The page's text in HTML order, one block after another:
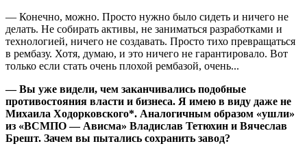
— Конечно, можно. Просто нужно было сидеть и ничего не
делать. Не собирать активы, не заниматься разработками и
технологией, ничего не создавать. Просто тихо превращаться
в рембазу. Хотя, думаю, и это ничего не гарантировало. Вот
только если стать очень плохой рембазой, очень...
— Вы уже видели, чем заканчивались подобные
противостояния власти и бизнеса. Я имею в виду даже не
Михаила Ходорковского*. Аналогичным образом «ушли»
из «ВСМПО — Ависма» Владислав Тетюхин и Вячеслав
Брешт. Зачем вы пытались сохранить завод?